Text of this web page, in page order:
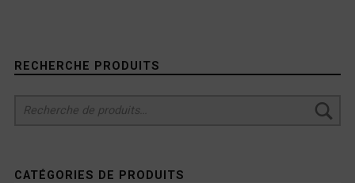
Sidebar
RECHERCHE PRODUITS
CATÉGORIES DE PRODUITS